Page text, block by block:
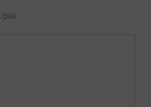
pak